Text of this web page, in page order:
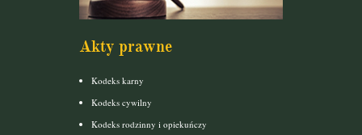
Akty prawne
Kodeks karny
Kodeks cywilny
Kodeks rodzinny i opiekuńczy